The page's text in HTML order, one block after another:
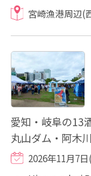
宮崎漁港周辺(
愛知・岐阜の13
丸山ダム・阿木
み、2023年にス
2026年11月7